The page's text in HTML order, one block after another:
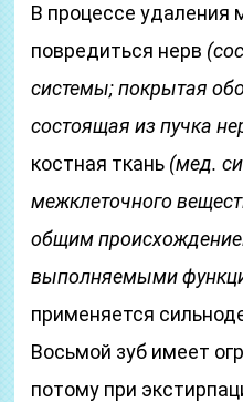
В процессе удаления
повредиться нерв
системы; покрытая
состоящая из пучка
костная ткань (мед.
межклеточного
общим
выполняемыми
применяется
Восьмой зуб имеет
потому при